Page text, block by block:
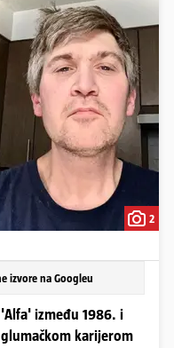
2
izvore na Googleu
između 1986. i
karijerom